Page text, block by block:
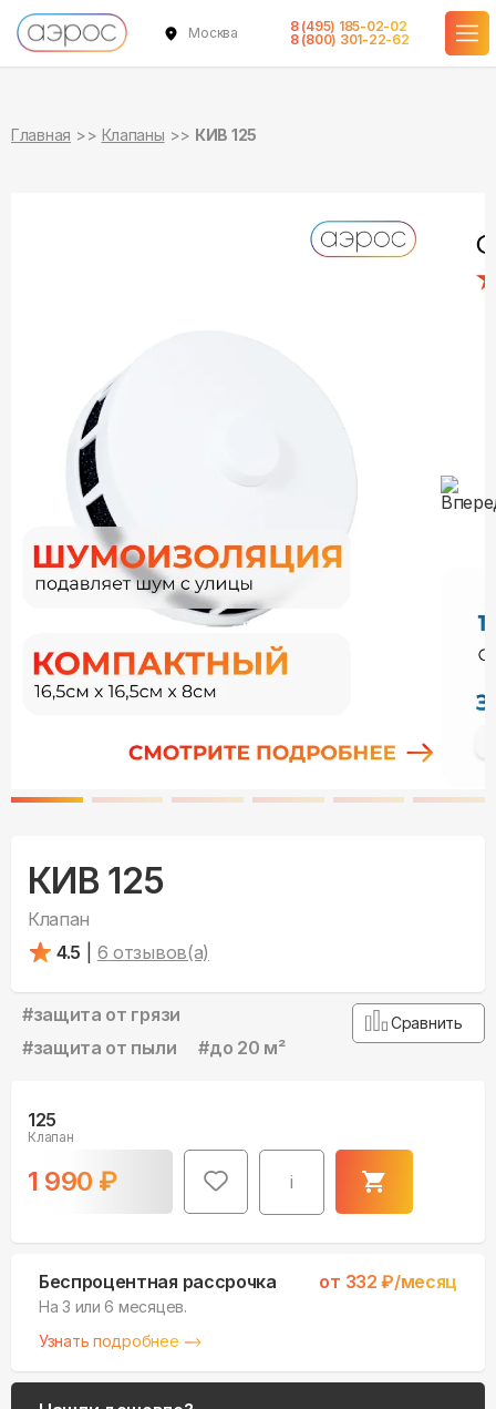
Москва
8 (495) 185-02-02
8 (800) 301-22-62
Главная Клапаны КИВ 125
КИВ 125
Клапан
4.5
6 отзывов(а)
#защита от грязи
#защита от пыли #до 20 м²
Сравнить
125
Клапан
1 990 ₽ i
в наличии
Беспроцентная рассрочка от 332 ₽/месяц
На 3 или 6 месяцев.
Узнать подробнее